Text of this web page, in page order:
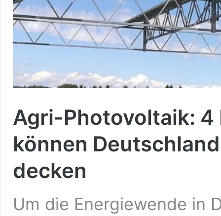
Agri-Photovoltaik: 4
können
decken
Um die Energiewende in